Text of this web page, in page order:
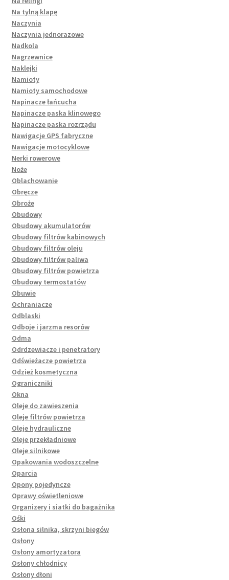
Na tylną klapę
Naczynia
Naczynia jednorazowe
Nadkola
Nagrzewnice
Naklejki
Namioty
Namioty samochodowe
Napinacze łańcucha
Napinacze paska klinowego
Napinacze paska rozrządu
Nawigacje GPS fabryczne
Nawigacje motocyklowe
Nerki rowerowe
Noże
Oblachowanie
Obręcze
Obroże
Obudowy
Obudowy akumulatorów
Obudowy filtrów kabinowych
Obudowy filtrów oleju
Obudowy filtrów paliwa
Obudowy filtrów powietrza
Obudowy termostatów
Obuwie
Ochraniacze
Odblaski
Odboje i jarzma resorów
Odma
Odrdzewiacze i penetratory
Odświeżacze powietrza
Odzież kosmetyczna
Ograniczniki
Okna
Oleje do zawieszenia
Oleje filtrów powietrza
Oleje hydrauliczne
Oleje przekładniowe
Oleje silnikowe
Opakowania wodoszczelne
Oparcia
Opony pojedyncze
Oprawy oświetleniowe
Organizery i siatki do bagażnika
Ośki
Osłona silnika, skrzyni biegów
Osłony
Osłony amortyzatora
Osłony chłodnicy
Osłony dłoni